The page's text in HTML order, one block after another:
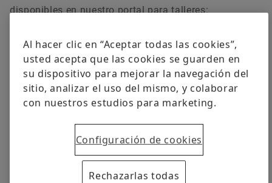
Calidad
Supplier information management
Formación
Pedir ahora
disponibles en nuestro portal para talleres:
Filtrar
Al hacer clic en “Aceptar todas las cookies”,
usted acepta que las cookies se guarden en
su dispositivo para mejorar la navegación del
sitio, analizar el uso del mismo, y colaborar
con nuestros estudios para marketing.
Configuración de cookies
Rechazarlas todas